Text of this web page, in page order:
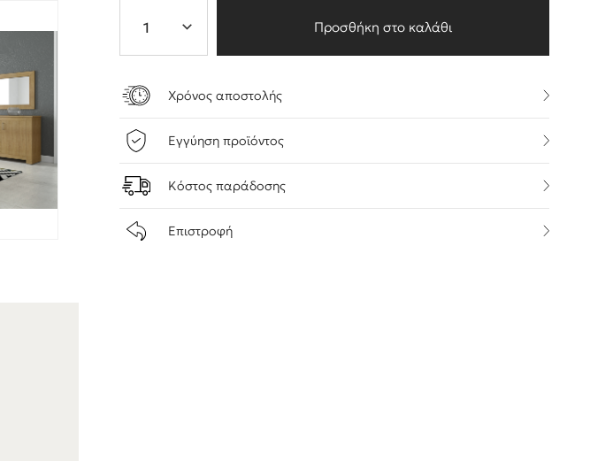
Προσθήκη στο καλάθι
Χρόνος αποστολής
Εγγύηση προϊόντος
Κόστος παράδοσης
Επιστροφή